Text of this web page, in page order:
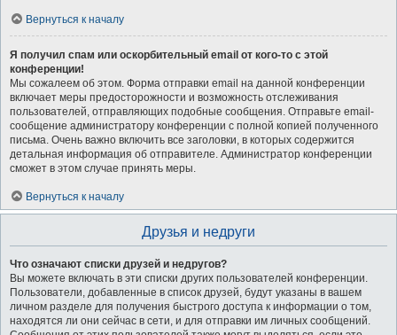
Вернуться к началу
Я получил спам или оскорбительный email от кого-то с этой
конференции!
Мы сожалеем об этом. Форма отправки email на данной конференции
включает меры предосторожности и возможность отслеживания
пользователей, отправляющих подобные сообщения. Отправьте email-
сообщение администратору конференции с полной копией полученного
письма. Очень важно включить все заголовки, в которых содержится
детальная информация об отправителе. Администратор конференции
сможет в этом случае принять меры.
Вернуться к началу
Друзья и недруги
Что означают списки друзей и недругов?
Вы можете включать в эти списки других пользователей конференции.
Пользователи, добавленные в список друзей, будут указаны в вашем
личном разделе для получения быстрого доступа к информации о том,
находятся ли они сейчас в сети, и для отправки им личных сообщений.